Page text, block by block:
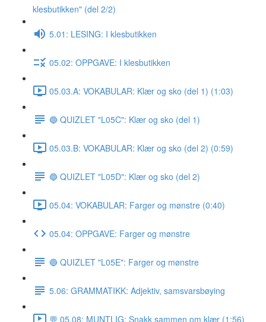
klesbutikken" (del 2/2)
5.01: LESING: I klesbutikken
05.02: OPPGAVE: I klesbutikken
05.03.A: VOKABULAR: Klær og sko (del 1) (1:03)
🔵 QUIZLET "L05C": Klær og sko (del 1)
05.03.B: VOKABULAR: Klær og sko (del 2) (0:59)
🔵 QUIZLET "L05D": Klær og sko (del 2)
05.04: VOKABULAR: Farger og mønstre (0:40)
05.04: OPPGAVE: Farger og mønstre
🔵 QUIZLET "L05E": Farger og mønstre
5.06: GRAMMATIKK: Adjektiv, samsvarsbøying
💬 05.08: MUNTLIG: Snakk sammen om klær (1:56)